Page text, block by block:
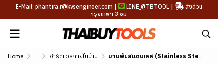
E-Mail: phantira.r@kvsengineer.com | LINE @TBTOOL |
ส่งด่วน
กรุงเทพฯ 3 ชม.
Home ... ฮาร์ดแวร์ภายในบ้าน บานพับสแตนเลส (Stainless Steel Hinge)